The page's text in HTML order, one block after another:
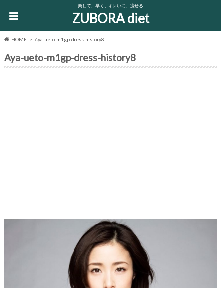
楽して、早く、キレいに、痩せる
ZUBORA diet
HOME Aya-ueto-m1gp-dress-history8
Aya-ueto-m1gp-dress-history8